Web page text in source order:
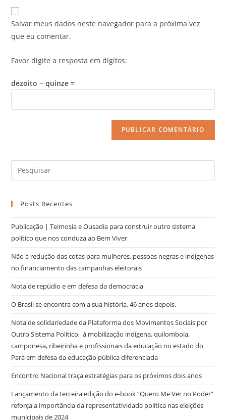
Salvar meus dados neste navegador para a próxima vez
que eu comentar.
Favor digite a resposta em dígitos:
dezoito − quinze =
Posts Recentes
Publicação | Teimosia e Ousadia para construir outro sistema
político que nos conduza ao Bem Viver
Não à redução das cotas para mulheres, pessoas negras e indígenas
no financiamento das campanhas eleitorais
Nota de repúdio e em defesa da democracia
O Brasil se encontra com a sua história, 46 anos depois.
Nota de solidariedade da Plataforma dos Movimentos Sociais por
Outro Sistema Político, à mobilização indígena, quilombola,
camponesa, ribeirinha e profissionais da educação no estado do
Pará em defesa da educação pública diferenciada
Encontro Nacional traça estratégias para os próximos dois anos
Lançamento da terceira edição do e-book “Quero Me Ver no Poder”
reforça a importância da representatividade política nas eleições
municipais de 2024